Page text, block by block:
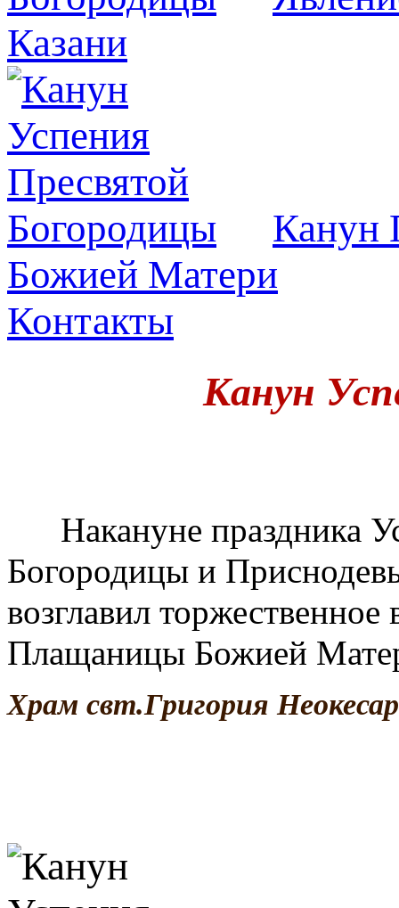
Казани
Канун
Божией Матери
Контакты
Канун
Накануне праздника
Богородицы и
возглавил
Плащаницы Божией
Храм свт.Григория